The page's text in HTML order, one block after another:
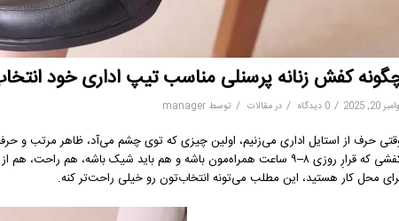
کفش زنانه پرسنلی مناسب تیپ اداری خود انتخاب
20, 2025
/ 0 دیدگاه / درمقالات / توسط manager
حرف از استایل اداری می‌زنیم، اولین چیزی که توی چشم می‌آد، ظاهر مرتب و
روزی ۸–۹ ساعت همراه‌مون باشه و هم باید شیک باشه، هم راحت، هم از نظر ظاهر با تیپ اداری هماهنگ. اگر این روزها دنبال
محل کار هستید، این مطلب می‌تونه انتخاب‌تون رو خیلی راحت‌تر کنه.